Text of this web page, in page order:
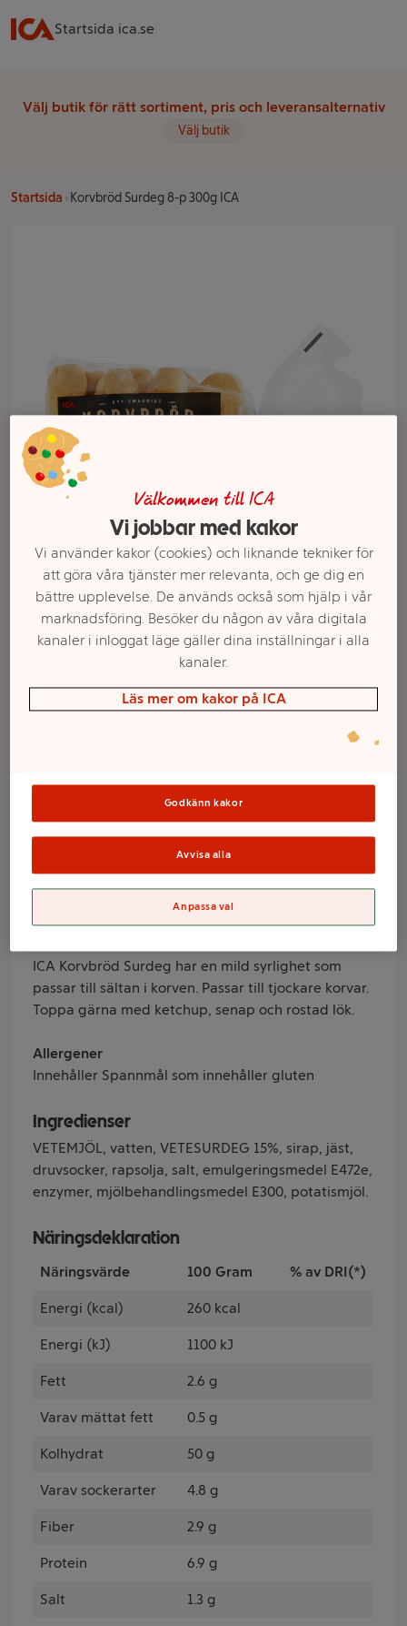
Startsida ica.se
Välj butik för rätt sortiment, pris och leveransalternativ
Välj butik
Startsida Korvbröd Surdeg 8-p 300g ICA
Korvbröd Surdeg
8-p 300g ICA
ICA
ICA Korvbröd Surdeg har en mild syrlighet som
passar till sältan i korven. Passar till tjockare korvar.
Toppa gärna med ketchup, senap och rostad lök.
Allergener
Innehåller Spannmål som innehåller gluten
Ingredienser
VETEMJÖL, vatten, VETESURDEG 15%, sirap, jäst,
druvsocker, rapsolja, salt, emulgeringsmedel E472e,
enzymer, mjölbehandlingsmedel E300, potatismjöl.
Näringsdeklaration
Näringsvärde 100 Gram % av DRI(*)
Energi (kcal) 260 kcal
Energi (kJ) 1100 kJ
Fett 2.6 g
Varav mättat fett 0.5 g
Kolhydrat 50 g
Varav sockerarter 4.8 g
Fiber 2.9 g
Protein 6.9 g
Salt 1.3 g
Välj butik och handla
Sortimentet kan variera mellan butikerna
Välkommen till ICA
Vi jobbar med kakor
Vi använder kakor (cookies) och liknande tekniker för
att göra våra tjänster mer relevanta, och ge dig en
bättre upplevelse. De används också som hjälp i vår
marknadsföring. Besöker du någon av våra digitala
kanaler i inloggat läge gäller dina inställningar i alla
kanaler.
Läs mer om kakor på ICA
Godkänn kakor
Avvisa alla
Anpassa val